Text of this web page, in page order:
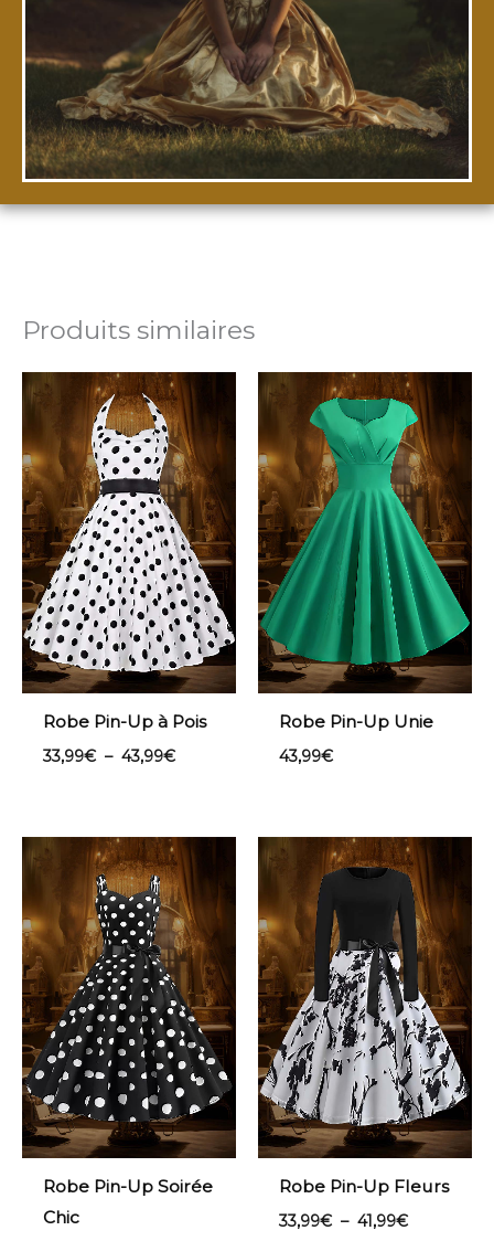
Produits similaires
Robe Pin-Up à Pois
33,99€ – 43,99€
de
prix :
33,99€
à
43,99€
Robe Pin-Up Unie
43,99€
Robe Pin-Up Soirée
Chic
Plage
de
prix :
33,99€
à
43,99€
Robe Pin-Up Fleurs
33,99€ – 41,99€
Plage
de
prix :
33,99€
à
41,99€